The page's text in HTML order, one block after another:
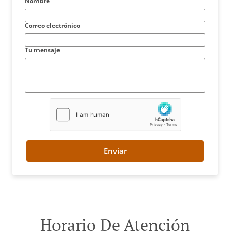
Correo electrónico
Tu mensaje
Enviar
Horario De Atención